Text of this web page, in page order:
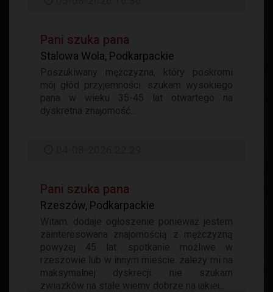
Pani szuka pana
Stalowa Wola, Podkarpackie
Poszukiwany mężczyzna, który poskromi
mój głód przyjemności. szukam wysokiego
pana w wieku 35-45 lat otwartego na
dyskretna znajomość...
Pani szuka pana
Rzeszów, Podkarpackie
Witam. dodaje ogłoszenie ponieważ jestem
zainteresowana znajomością z mężczyzną
powyżej 45 lat. spotkanie możliwe w
rzeszowie lub w innym mieście. zależy mi na
maksymalnej dyskrecji. nie szukam
związków na stałe wiemy dobrze na jakiej...